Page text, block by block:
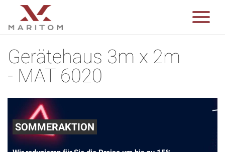
Gerätehaus 3m x 2m
- MAT 6020
SOMMERAKTION